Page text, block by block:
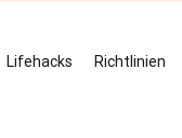
Lifehacks Richtlinien